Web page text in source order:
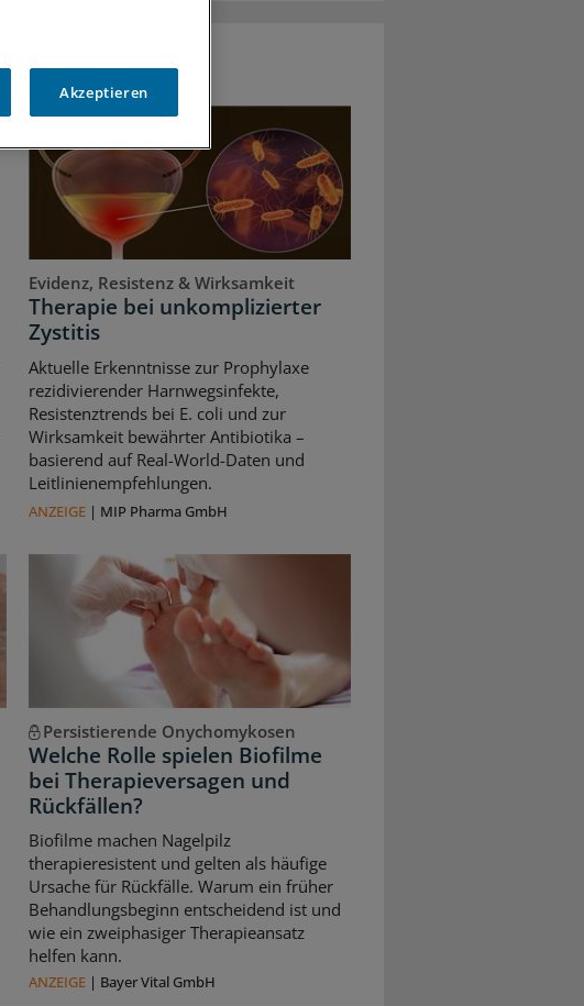
Evidenz, Resistenz & Wirksamkeit
Therapie bei unkomplizierter
Zystitis
Aktuelle Erkenntnisse zur Prophylaxe
rezidivierender Harnwegsinfekte,
Resistenztrends bei E. coli und zur
Wirksamkeit bewährter Antibiotika –
basierend auf Real-World-Daten und
Leitlinienempfehlungen.
ANZEIGE| MIP Pharma GmbH
Persistierende Onychomykosen
Welche Rolle spielen Biofilme
bei Therapieversagen und
Rückfällen?
Biofilme machen Nagelpilz
therapieresistent und gelten als häufige
Ursache für Rückfälle. Warum ein früher
Behandlungsbeginn entscheidend ist und
wie ein zweiphasiger Therapieansatz
helfen kann.
ANZEIGE| Bayer Vital GmbH
Akzeptieren